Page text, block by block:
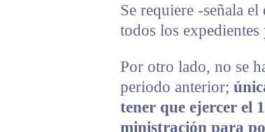
Se requiere -señala
todos los
Por otro lado, no se
periodo anterior;
tener que ejercer el
ministración para